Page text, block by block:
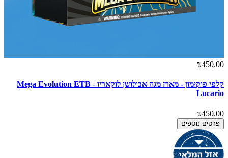
₪450.00
קלפי פוקימון - מארז מגה אבולושן לוקאריו - Mega Evolution ETB
Lucario
₪450.00
פרטים נוספים